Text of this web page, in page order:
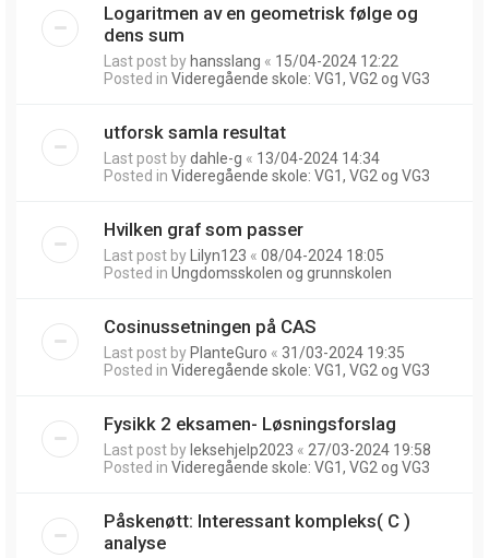
Logaritmen av en geometrisk følge og
dens sum
Last post by hansslang « 15/04-2024 12:22
Posted in Videregående skole: VG1, VG2 og VG3
utforsk samla resultat
Last post bydahle-g « 13/04-2024 14:34
Posted in Videregående skole: VG1, VG2 og VG3
Hvilken graf som passer
Last post by Lilyn123 « 08/04-2024 18:05
Posted in Ungdomsskolen og grunnskolen
Cosinussetningen på CAS
Last post by PlanteGuro « 31/03-2024 19:35
Posted in Videregående skole: VG1, VG2 og VG3
Fysikk 2 eksamen- Løsningsforslag
Last post by leksehjelp2023 « 27/03-2024 19:58
Posted in Videregående skole: VG1, VG2 og VG3
Påskenøtt: Interessant kompleks( C )
analyse